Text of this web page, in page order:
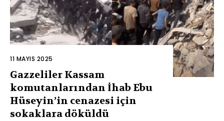
11 MAYIS 2025
Gazzeliler Kassam
komutanlarından İhab Ebu
Hüseyin’in cenazesi için
sokaklara döküldü